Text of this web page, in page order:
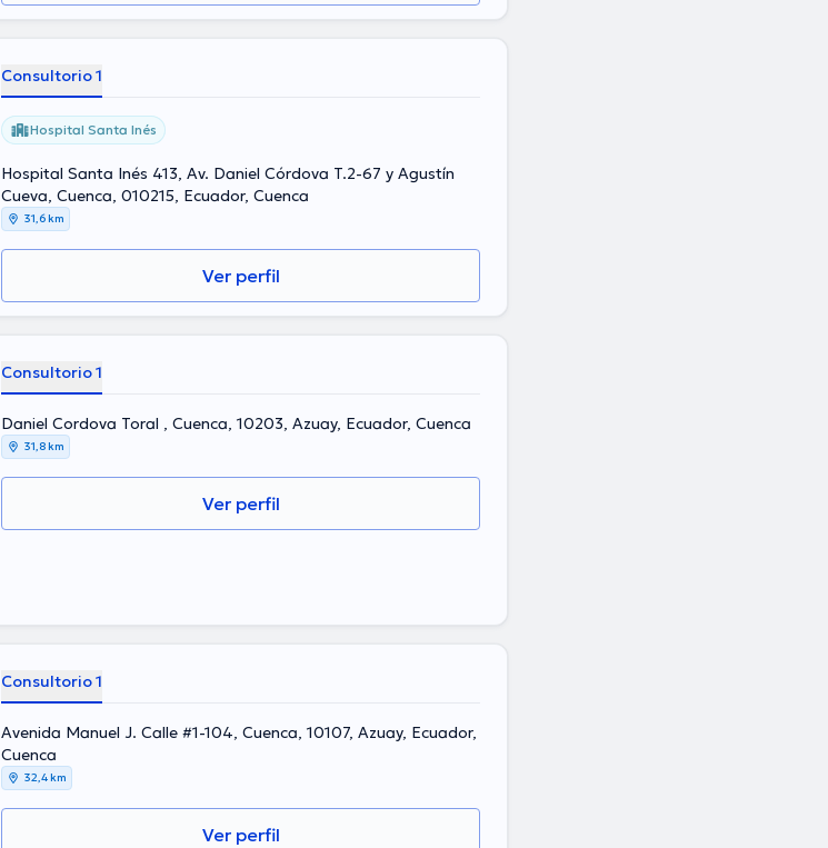
Consultorio 1
Hospital Santa Inés
Hospital Santa Inés 413, Av. Daniel Córdova T.2-67 y Agustín
Cueva, Cuenca, 010215, Ecuador, Cuenca
31,6 km
Ver perfil
Consultorio 1
Daniel Cordova Toral , Cuenca, 10203, Azuay, Ecuador, Cuenca
31,8 km
Ver perfil
Consultorio 1
Avenida Manuel J. Calle #1-104, Cuenca, 10107, Azuay, Ecuador,
Cuenca
32,4 km
Ver perfil